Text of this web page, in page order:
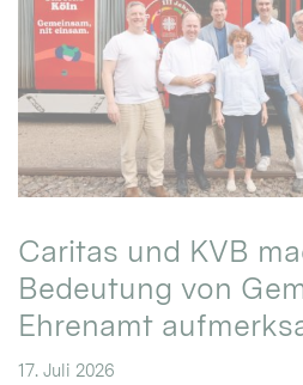
Caritas und KVB
Bedeutung von
Ehrenamt
17. Juli 2026